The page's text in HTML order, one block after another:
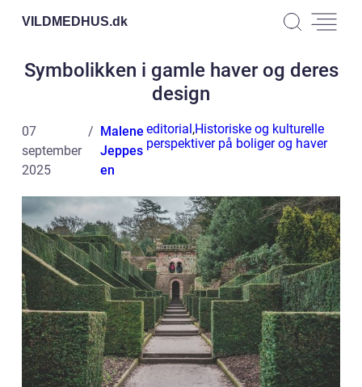
VILDMEDHUS.dk
Symbolikken i gamle haver og deres
design
07
september
2025
Malene
Jeppes
en
editorial,Historiske og kulturelle
perspektiver på boliger og haver